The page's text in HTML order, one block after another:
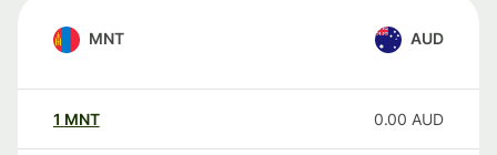
MNT AUD
1 MNT 0.00 AUD